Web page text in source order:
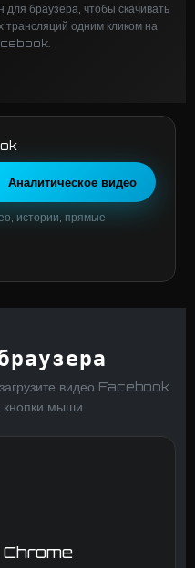
для браузера, чтобы скачивать
одним кликом на
Аналитическое видео
истории, прямые
видео Facebook
мыши
Chrome